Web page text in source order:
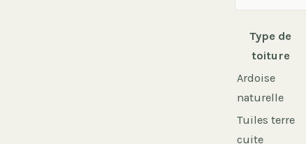
Type de
toiture
Ardoise
naturelle
Tuiles terre
cuite